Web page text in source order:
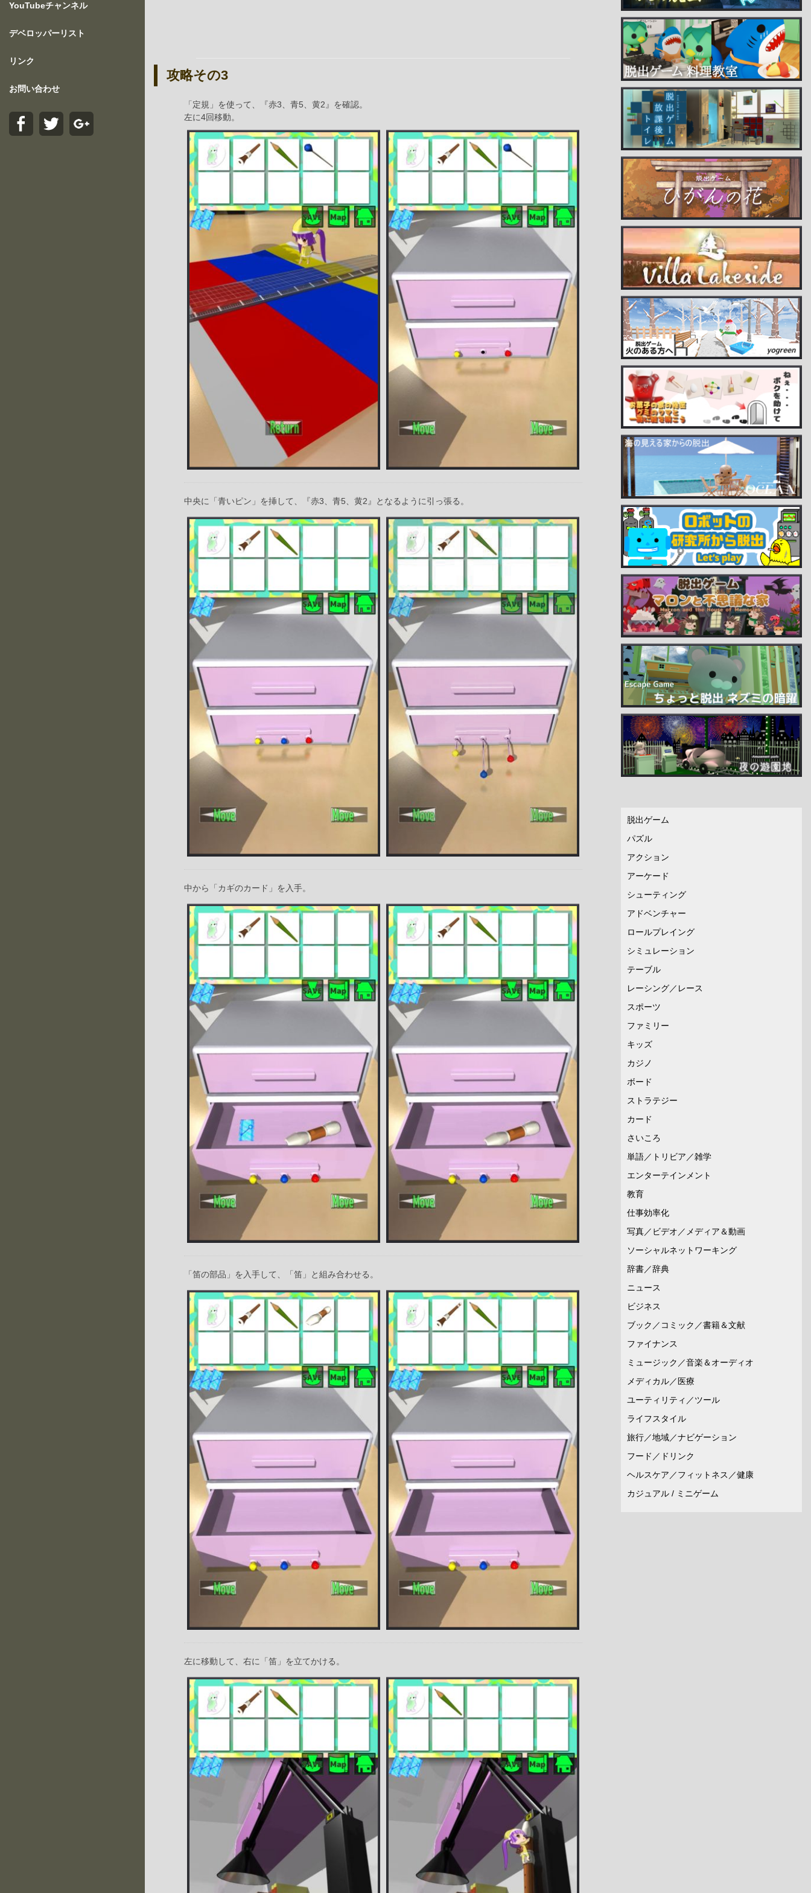
YouTubeチャンネル
デベロッパーリスト
リンク
お問い合わせ
攻略その3
「定規」を使って、『赤3、青5、黄2』を確認。
左に4回移動。
中央に「青いピン」を挿して、『赤3、青5、黄2』となるように引っ張る。
中から「カギのカード」を入手。
「笛の部品」を入手して、「笛」と組み合わせる。
左に移動して、右に「笛」を立てかける。
脱出ゲーム
パズル
アクション
アーケード
シューティング
アドベンチャー
ロールプレイング
シミュレーション
テーブル
レーシング／レース
スポーツ
ファミリー
キッズ
カジノ
ボード
ストラテジー
カード
さいころ
単語／トリビア／雑学
エンターテインメント
教育
仕事効率化
写真／ビデオ／メディア＆動画
ソーシャルネットワーキング
辞書／辞典
ニュース
ビジネス
ブック／コミック／書籍＆文献
ファイナンス
ミュージック／音楽＆オーディオ
メディカル／医療
ユーティリティ／ツール
ライフスタイル
旅行／地域／ナビゲーション
フード／ドリンク
ヘルスケア／フィットネス／健康
カジュアル / ミニゲーム